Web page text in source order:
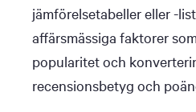
jämförelsetabeller eller -
affärsmässiga faktorer
popularitet och
recensionsbetyg och